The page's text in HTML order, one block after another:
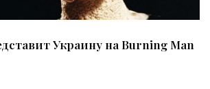
Украину на Burning Man